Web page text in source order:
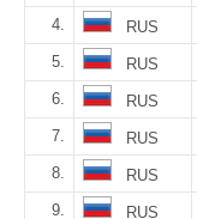
4. RUS
5. RUS
6. RUS
7. RUS
8. RUS
9. RUS